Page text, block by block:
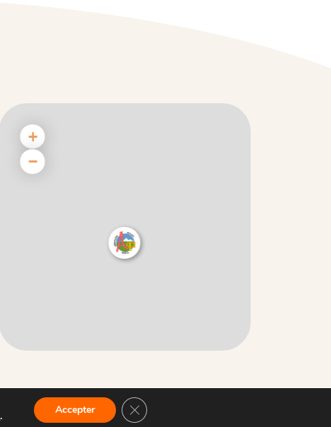
. Accepter Fermer la bannière des cookies GDPR
+
−
générales d’utilisations Politique de confidentialité